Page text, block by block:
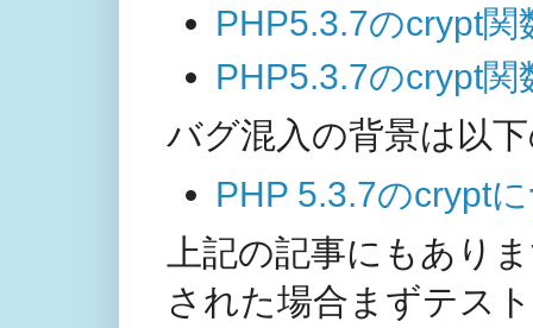
PHP5.3.7のcrypt
PHP5.3.7のcrypt
バグ混入の背景は以
PHP 5.3.7のcrypt
上記の記事にもあり
された場合まずテス